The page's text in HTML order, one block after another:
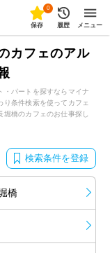
0
保存 履歴 メニュー
カフェのアル
・パートを探すならマイナ
り条件検索を使ってカフェ
橋のカフェのお仕事探し
検索条件を登録
橋